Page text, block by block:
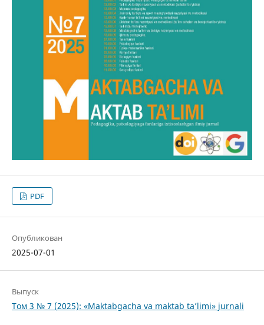
PDF
Опубликован
2025-07-01
Выпуск
Том 3 № 7 (2025): «Maktabgacha va maktab ta’limi» jurnali